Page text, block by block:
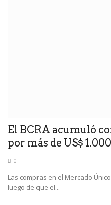
El BCRA acumuló
por más de US$
0
Las compras en el Mercado
luego de que el...